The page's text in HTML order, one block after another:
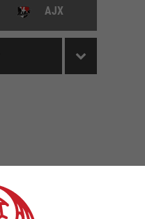
AJX